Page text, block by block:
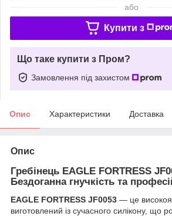
або
Купити з
Що таке купити з Пром?
Замовлення під захистом
Опис Характеристики Доставка
Опис
Гребінець EAGLE FORTRESS
Бездоганна гнучкість та
EAGLE FORTRESS JF0053 — це
виготовлений із сучасного силікону, що